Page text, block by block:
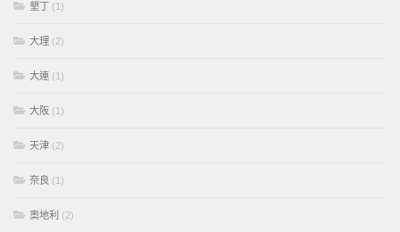
墾丁 (1)
大理 (2)
大連 (1)
大阪 (1)
天津 (2)
奈良 (1)
奧地利 (2)